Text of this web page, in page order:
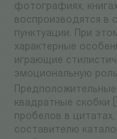
фотографиях,
воспроизводятся в
пунктуации. При
характерные
играющие
эмоциональную
квадратные скобки
пробелов в
составителю